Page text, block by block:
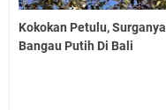
Kokokan Petulu, Surganya
Bangau Putih Di Bali